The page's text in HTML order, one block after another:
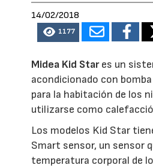
14/02/2018
1177
Midea Kid Stares un
acondicionado con
para la habitación de los
utilizarse como
Los modelos Kid Star
Smart sensor, un sensor
temperatura corporal de